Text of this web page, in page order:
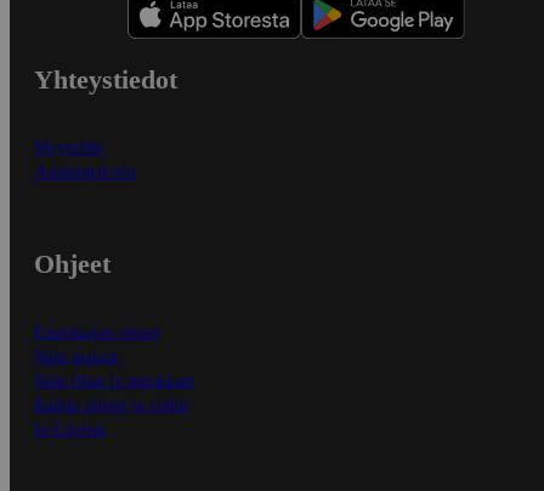
Yhteystiedot
Myymälät
Asiakaspalvelu
Ohjeet
Ensitilaajan ohjeet
Näin maksat
Näin tilaat ja muokkaat
Kaikki ohjeet ja vinkit
In English